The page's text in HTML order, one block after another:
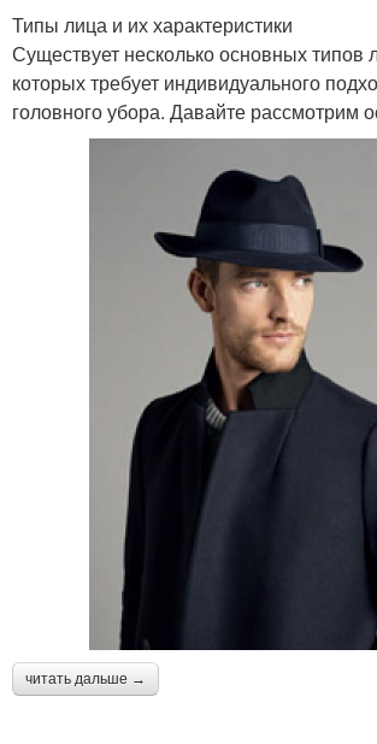
Типы лица и их характеристики
Существует несколько основных типов
которых требует индивидуального
головного убора. Давайте рассмотрим
читать дальше →